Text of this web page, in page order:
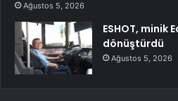
Ağustos 5, 2026
ESHOT, minik
dönüştürdü
Ağustos 5, 2026